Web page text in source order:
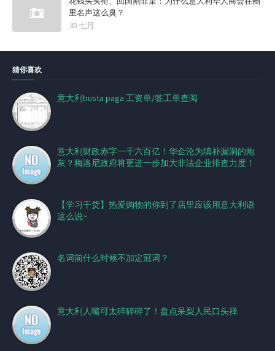
里名声这么臭？
30 七月
猜你喜欢
意大利busta paga 工资单/签工单查阅
意大利财政赤字一千六百亿！华企沦为填补漏洞的炮
灰？梅洛尼政府将更进一步加大非法企业排查力度！
【学习干货】热爱购物的你到了店里应该用意大利语
这么说~
名词前什么时候不加定冠词？
意大利人嘴可太碎碎碎了！盘点呆梨人民口头禅